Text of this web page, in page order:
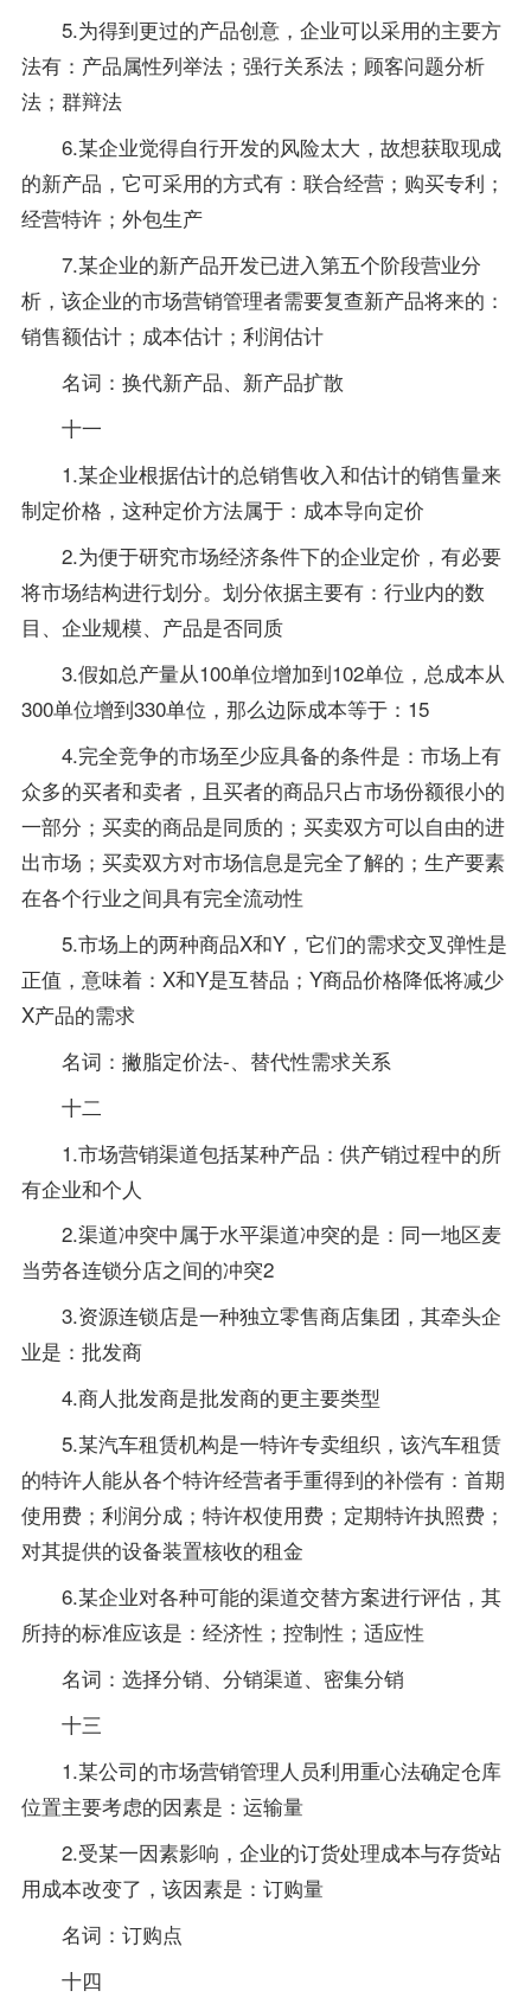
5.为得到更过的产品创意，企业可以采用的主要方
法有：产品属性列举法；强行关系法；顾客问题分析
法；群辩法
6.某企业觉得自行开发的风险太大，故想获取现成
的新产品，它可采用的方式有：联合经营；购买专利；
经营特许；外包生产
7.某企业的新产品开发已进入第五个阶段营业分
析，该企业的市场营销管理者需要复查新产品将来的：
销售额估计；成本估计；利润估计
名词：换代新产品、新产品扩散
十一
1.某企业根据估计的总销售收入和估计的销售量来
制定价格，这种定价方法属于：成本导向定价
2.为便于研究市场经济条件下的企业定价，有必要
将市场结构进行划分。划分依据主要有：行业内的数
目、企业规模、产品是否同质
3.假如总产量从100单位增加到102单位，总成本从
300单位增到330单位，那么边际成本等于：15
4.完全竞争的市场至少应具备的条件是：市场上有
众多的买者和卖者，且买者的商品只占市场份额很小的
一部分；买卖的商品是同质的；买卖双方可以自由的进
出市场；买卖双方对市场信息是完全了解的；生产要素
在各个行业之间具有完全流动性
5.市场上的两种商品X和Y，它们的需求交叉弹性是
正值，意味着：X和Y是互替品；Y商品价格降低将减少
X产品的需求
名词：撇脂定价法-、替代性需求关系
十二
1.市场营销渠道包括某种产品：供产销过程中的所
有企业和个人
2.渠道冲突中属于水平渠道冲突的是：同一地区麦
当劳各连锁分店之间的冲突2
3.资源连锁店是一种独立零售商店集团，其牵头企
业是：批发商
4.商人批发商是批发商的更主要类型
5.某汽车租赁机构是一特许专卖组织，该汽车租赁
的特许人能从各个特许经营者手重得到的补偿有：首期
使用费；利润分成；特许权使用费；定期特许执照费；
对其提供的设备装置核收的租金
6.某企业对各种可能的渠道交替方案进行评估，其
所持的标准应该是：经济性；控制性；适应性
名词：选择分销、分销渠道、密集分销
十三
1.某公司的市场营销管理人员利用重心法确定仓库
位置主要考虑的因素是：运输量
2.受某一因素影响，企业的订货处理成本与存货站
用成本改变了，该因素是：订购量
名词：订购点
十四